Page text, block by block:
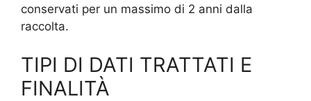
conservati per un massimo di 2 anni dalla
raccolta.
TIPI DI DATI TRATTATI E
FINALITÀ